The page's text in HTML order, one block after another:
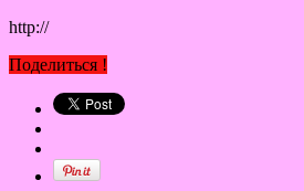
http://
Поделиться !